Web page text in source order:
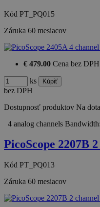
Kód PT_PQ015
Záruka 60 mesiacov
€ 479.00 Cena bez DPH
ks
bez DPH
Dostupnosť produktov Na
4 analog channels
PicoScope 2207B
Kód PT_PQ013
Záruka 60 mesiacov